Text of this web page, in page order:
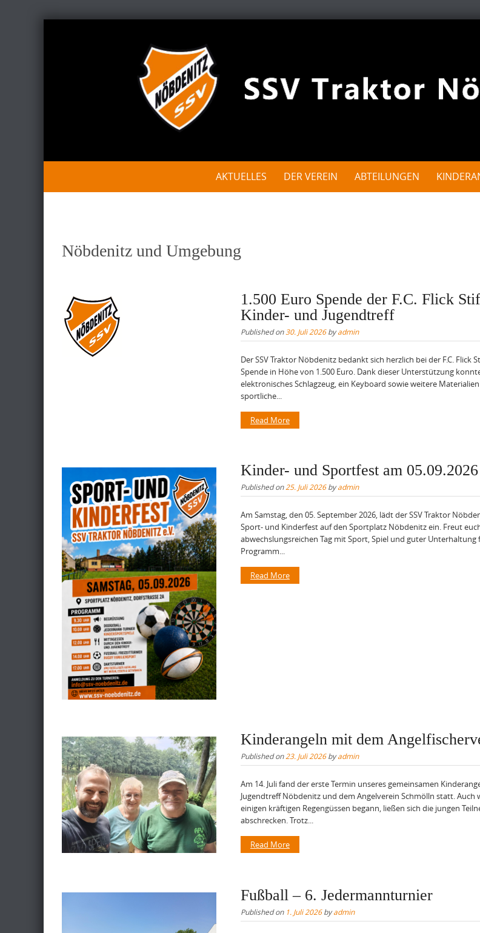
AKTUELLES DER VEREIN ABTEILUNGEN
Nöbdenitz und Umgebung
1.500 Euro Spende der F.C. Flick
Kinder- und Jugendtreff
Published on 30. Juli 2026byadmin
Der SSV Traktor Nöbdenitz bedankt sich herzlich bei der F.C. Flick
Spende in Höhe von 1.500 Euro. Dank dieser Unterstützung
elektronisches Schlagzeug, ein Keyboard sowie weitere
sportliche...
Read More
Kinder- und Sportfest am 05.09.2026
Published on25. Juli 2026byadmin
Am Samstag, den 05. September 2026, lädt der SSV Traktor
Sport- und Kinderfest auf den Sportplatz Nöbdenitz ein. Freut
abwechslungsreichen Tag mit Sport, Spiel und guter Unterhaltung
Programm...
Read More
Kinderangeln mit dem
Published on23. Juli 2026byadmin
Am 14. Juli fand der erste Termin unseres gemeinsamen
Jugendtreff Nöbdenitz und dem Angelverein Schmölln statt. Auch
einigen kräftigen Regengüssen begann, ließen sich die jungen
abschrecken. Trotz...
Read More
Fußball – 6. Jedermannturnier
Published on 1. Juli 2026byadmin